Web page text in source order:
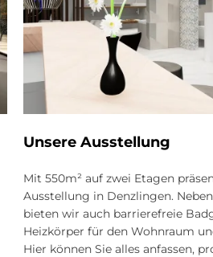
Unsere Ausstellung
Mit 550m² auf zwei Etagen
Ausstellung in Denzlingen.
bieten wir auch barrierefreie
Heizkörper für den Wohnraum
Hier können Sie alles anfassen,